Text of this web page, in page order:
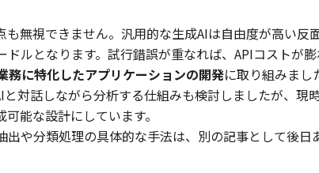
無視できません。汎用的な生成AIは自由度が高い
ルとなります。試行錯誤が重なれば、APIコストが膨
務に特化したアプリケーションの開発に取り組みまし
対話しながら分析する仕組みも検討しましたが、現
能な設計にしています。
や分類処理の具体的な手法は、別の記事として後日